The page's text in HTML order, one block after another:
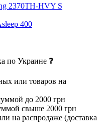
2370TH-HVY S
400
по Украине ❓
или товаров на
до 2000 грн
свыше 2000 грн
на распродаже (доставка